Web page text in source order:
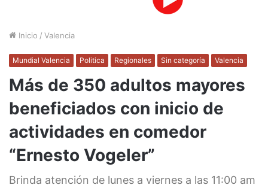
Inicio / Valencia
Mundial Valencia Politica Regionales Sin categoría Valencia
Más de 350 adultos mayores
beneficiados con inicio de
actividades en comedor
“Ernesto Vogeler”
Brinda atención de lunes a viernes a las 11:00 am